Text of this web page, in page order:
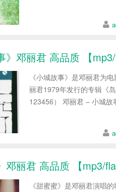
》邓丽君 高品质 【mp3/
《小城故事》是邓丽君为
丽君1979年发行的专辑《
123456） 邓丽君 – 小城故
邓丽君 高品质 【mp3/
《甜蜜蜜》是邓丽君演唱